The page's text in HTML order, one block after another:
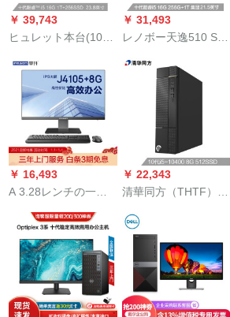
ッッッッップファァ
ム版
￥ 39,743
ヒュレット本台(10代i
G 2 G 2 G G G 2 G G
G G G 2 G Gグラフ
ティ用ディック用デ
ィップOffice登録5年
前)23.8ラインチー
￥ 31,493
レノボー天逸510 Sラ
destock Con pi整機(i
5-0400 16 G 1 T+256
G SSD win 10)21.5イ
ンチー
￥ 16,493
A 3.28レンチの一体
型デスクPC（アンデ
クス4コJ 4105 8 G
256 GSSD WiFi
Bluetooth Wi-Fi 3年訪
問）ビゼク
￥ 22,343
清華同方（THTF）精
ディスペクター本台
（I 5-0400 8 G 512
GS SD内蔵WiFi 3年
訪問）